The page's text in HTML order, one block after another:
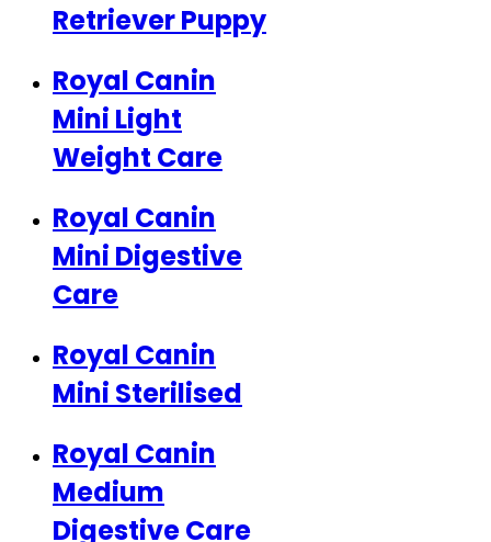
Retriever Puppy
Royal Canin
Mini Light
Weight Care
Royal Canin
Mini Digestive
Care
Royal Canin
Mini Sterilised
Royal Canin
Medium
Digestive Care